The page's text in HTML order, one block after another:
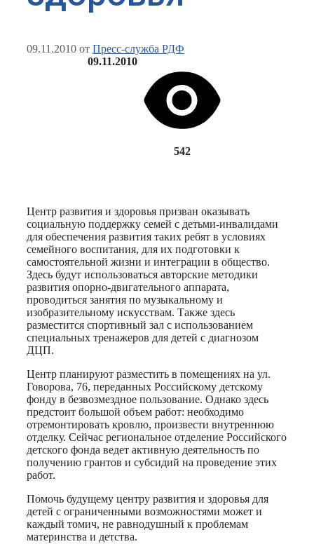
09.11.2010 от Пресс-служба РДФ
09.11.2010
542
Центр развития и здоровья призван оказывать
социальную поддержку семей с детьми-инвалидами
для обеспечения развития таких ребят в условиях
семейного воспитания, для их подготовки к
самостоятельной жизни и интеграции в общество.
Здесь будут использоваться авторские методики
развития опорно-двигательного аппарата,
проводиться занятия по музыкальному и
изобразительному искусствам. Также здесь
разместится спортивный зал с использованием
специальных тренажеров для детей с диагнозом
ДЦП.
Центр планируют разместить в помещениях на ул.
Говорова, 76, переданных Российскому детскому
фонду в безвозмездное пользование. Однако здесь
предстоит большой объем работ: необходимо
отремонтировать кровлю, произвести внутреннюю
отделку. Сейчас региональное отделение Российского
детского фонда ведет активную деятельность по
получению грантов и субсидий на проведение этих
работ.
Помочь будущему центру развития и здоровья для
детей с ограниченными возможностями может и
каждый томич, не равнодушный к проблемам
материнства и детства.